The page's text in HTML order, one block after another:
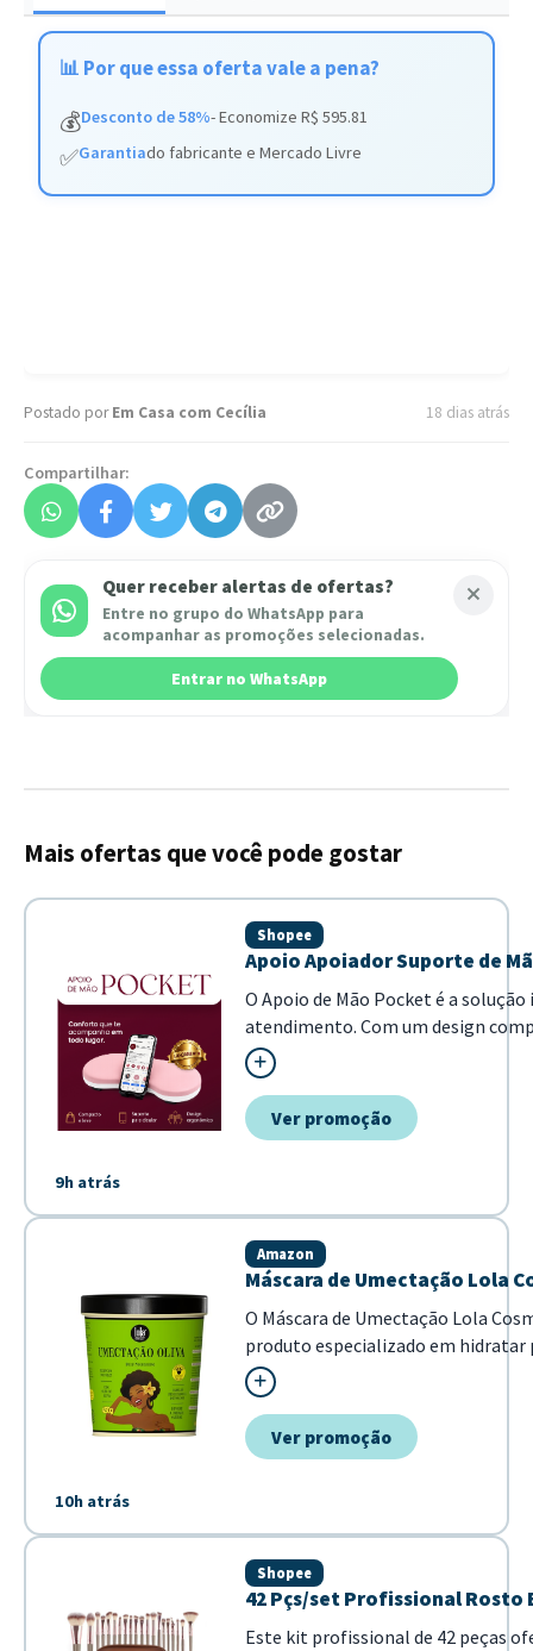
📊 Por que essa oferta vale a pena?
💰Desconto de 58%- Economize R$ 595.81
✅Garantiado fabricante e Mercado Livre
Postado porEm Casa com Cecília 18 dias atrás
Compartilhar:
Quer receber alertas de ofertas?
Entre no grupo do WhatsApp para
acompanhar as promoções selecionadas.
Entrar no WhatsApp
Mais ofertas que você pode gostar
9h atrás
Apoio Apoiador Suporte de
Shopee
O Apoio de Mão Pocket é a
atendimento. Com um design
aplicação de unhas em gel. -...
Ver promoção
10h atrás
Máscara de Umectação Lola
Amazon
O Máscara de Umectação Lola
produto especializado em
ressecados e detonados.
ajuda a restaurar a umidade
co...Ver promoção
42 Pçs/set Profissional Rosto
Shopee
Este kit profissional de 42 peças